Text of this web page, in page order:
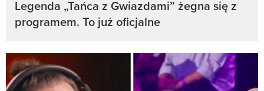
Legenda „Tańca z Gwiazdami” żegna się z
programem. To już oficjalne